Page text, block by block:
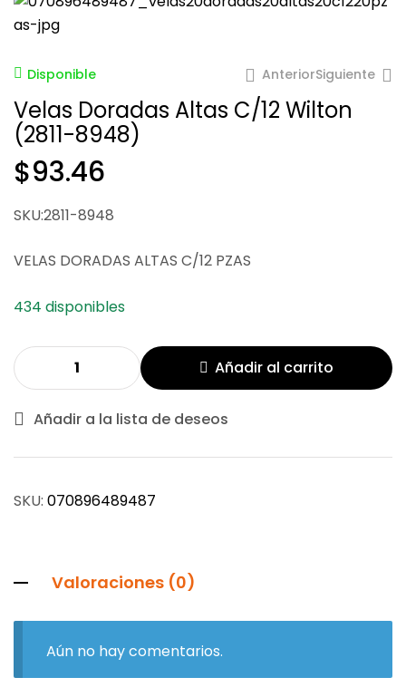
Disponible AnteriorSiguiente
Velas Doradas Altas C/12 Wilton
(2811-8948)
$93.46
SKU:2811-8948
VELAS DORADAS ALTAS C/12 PZAS
434 disponibles
Añadir al carrito
Añadir a la lista de deseos
SKU: 070896489487
Valoraciones (0)
Aún no hay comentarios.